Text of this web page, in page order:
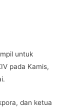
untuk
pada Kamis,
dan ketua